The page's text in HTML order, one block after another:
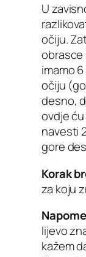
U
očiju.
obrasce
imamo
očiju
desno,
ovdje
navesti
gore
Korak
za koju
lijevo
kažem